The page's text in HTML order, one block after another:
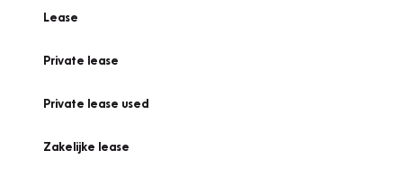
Lease
Private lease
Private lease used
Zakelijke lease